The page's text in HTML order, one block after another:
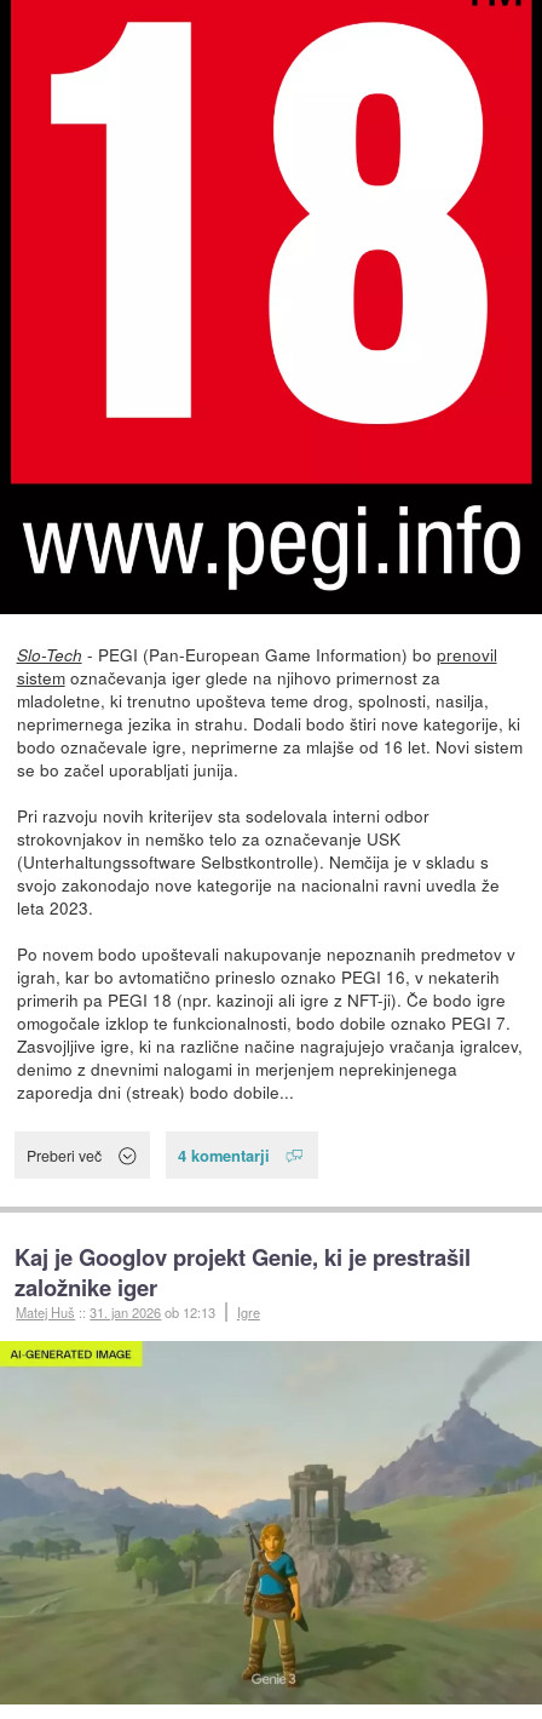
Slo-Tech - PEGI (Pan-European Game Information) bo prenovil
sistemoznačevanja iger glede na njihovo primernost za
mladoletne, ki trenutno upošteva teme drog, spolnosti, nasilja,
neprimernega jezika in strahu. Dodali bodo štiri nove kategorije, ki
bodo označevale igre, neprimerne za mlajše od 16 let. Novi sistem
se bo začel uporabljati junija.
Pri razvoju novih kriterijev sta sodelovala interni odbor
strokovnjakov in nemško telo za označevanje USK
(Unterhaltungssoftware Selbstkontrolle). Nemčija je v skladu s
svojo zakonodajo nove kategorije na nacionalni ravni uvedla že
leta 2023.
Po novem bodo upoštevali nakupovanje nepoznanih predmetov v
igrah, kar bo avtomatično prineslo oznako PEGI 16, v nekaterih
primerih pa PEGI 18 (npr. kazinoji ali igre z NFT-ji). Če bodo igre
omogočale izklop te funkcionalnosti, bodo dobile oznako PEGI 7.
Zasvojljive igre, ki na različne načine nagrajujejo vračanja igralcev,
denimo z dnevnimi nalogami in merjenjem neprekinjenega
zaporedja dni (streak) bodo dobile...
Preberi več 4 komentarji
Kaj je Googlov projekt Genie, ki je prestrašil
založnike iger
Matej Huš ::31. jan 2026ob 12:13 Igre